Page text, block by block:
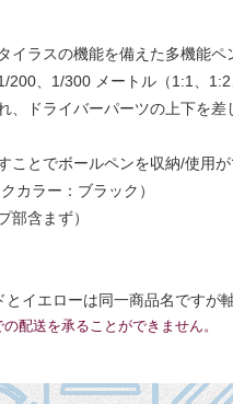
ラスの機能を備えた多機能ペ
200、1/300 メートル（1:1、
、ドライバーパーツの上下を
とでボールペンを収納/使用が
カラー：ブラック）
部含まず）
とイエローは同一商品名ですが
配送を承ることができません。